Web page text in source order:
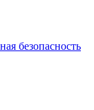
безопасность